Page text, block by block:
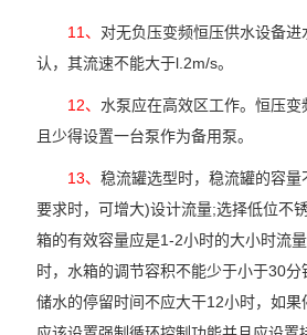
11、 对无负压变频恒压供水设备
认，其流速不能大于l.2m/s。
12、 水泵应在高效区工作。恒压
且少得设置一台泵作为备用泵。
13、 稳流罐选型时，稳流罐的容
要求时，可增大)设计流量;选择低位不
箱的有效容量应是1-2小时的大小时流
时，水箱的调节容积不能少于小于30
储水的停留时间不应大干12小时，如果